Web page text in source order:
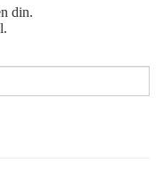
din.